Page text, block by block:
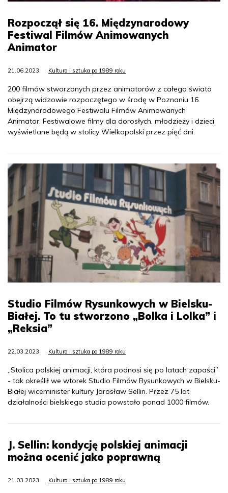
Rozpoczął się 16. Międzynarodowy
Festiwal Filmów Animowanych
Animator
21.06.2023 Kultura i sztuka po 1989 roku
200 filmów stworzonych przez animatorów z całego świata
obejrzą widzowie rozpoczętego w środę w Poznaniu 16.
Międzynarodowego Festiwalu Filmów Animowanych
Animator. Festiwalowe filmy dla dorosłych, młodzieży i dzieci
wyświetlane będą w stolicy Wielkopolski przez pięć dni.
Studio Filmów Rysunkowych w Bielsku-
Białej. To tu stworzono „Bolka i Lolka” i
„Reksia”
22.03.2023 Kultura i sztuka po 1989 roku
„Stolica polskiej animacji, która podnosi się po latach zapaści”
- tak określił we wtorek Studio Filmów Rysunkowych w Bielsku-
Białej wiceminister kultury Jarosław Sellin. Przez 75 lat
działalności bielskiego studia powstało ponad 1000 filmów.
J. Sellin: kondycję polskiej animacji
można ocenić jako poprawną
21.03.2023 Kultura i sztuka po 1989 roku